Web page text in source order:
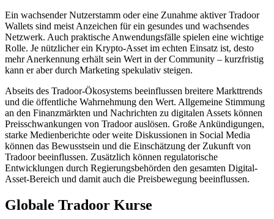
Ein wachsender Nutzerstamm oder eine Zunahme aktiver Tradoor
Wallets sind meist Anzeichen für ein gesundes und wachsendes
Netzwerk. Auch praktische Anwendungsfälle spielen eine wichtige
Rolle. Je nützlicher ein Krypto-Asset im echten Einsatz ist, desto
mehr Anerkennung erhält sein Wert in der Community – kurzfristig
kann er aber durch Marketing spekulativ steigen.
Abseits des Tradoor-Ökosystems beeinflussen breitere Markttrends
und die öffentliche Wahrnehmung den Wert. Allgemeine Stimmung
an den Finanzmärkten und Nachrichten zu digitalen Assets können
Preisschwankungen von Tradoor auslösen. Große Ankündigungen,
starke Medienberichte oder weite Diskussionen in Social Media
können das Bewusstsein und die Einschätzung der Zukunft von
Tradoor beeinflussen. Zusätzlich können regulatorische
Entwicklungen durch Regierungsbehörden den gesamten Digital-
Asset-Bereich und damit auch die Preisbewegung beeinflussen.
Globale Tradoor Kurse